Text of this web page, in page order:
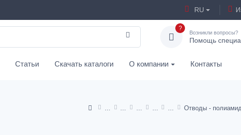
RU
?
Возникли вопросы?
Помощь
Статьи Скачать каталоги О компании Контакты
Отводы -